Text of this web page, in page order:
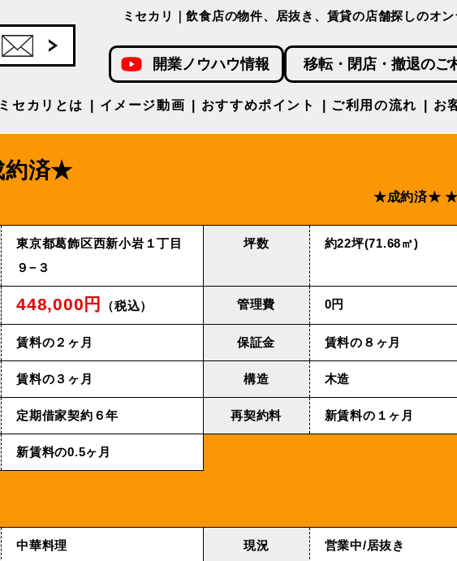
ミセカリ｜飲食店の物件、居抜き、賃貸の店舗探しのオン
開業ノウハウ情報 移転・閉店・撤退のご
ミセカリとは イメージ動画 おすすめポイント ご利用の流れ お
済★
★成約済★ ★
東京都葛飾区西新小岩１丁目
９−３
坪数 約22坪(71.68㎡)
448,000円 （税込） 管理費 0円
賃料の２ヶ月 保証金 賃料の８ヶ月
賃料の３ヶ月 構造 木造
定期借家契約６年 再契約料 新賃料の１ヶ月
新賃料の0.5ヶ月
中華料理 現況 営業中/居抜き